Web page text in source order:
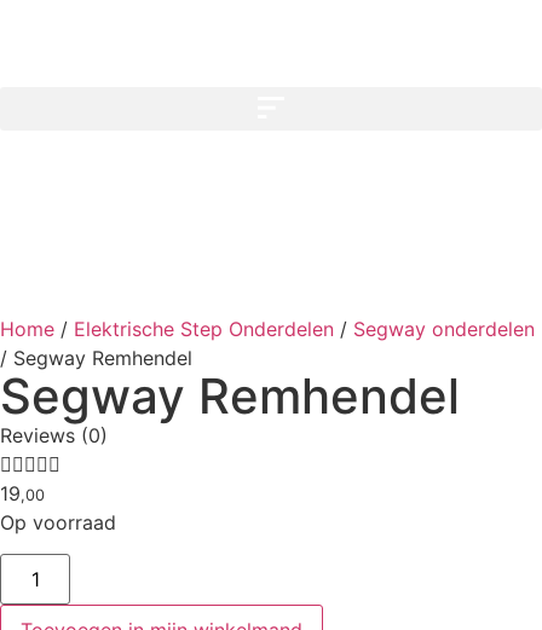
Home / Elektrische Step Onderdelen / Segway onderdelen
/ Segway Remhendel
Segway Remhendel
Reviews (0)

19,00
Op voorraad